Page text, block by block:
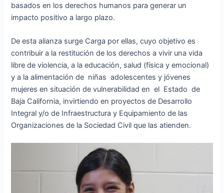
basados en los derechos humanos para generar un
impacto positivo a largo plazo.
De esta alianza surge Carga por ellas, cuyo objetivo es
contribuir a la restitución de los derechos a vivir una vida
libre de violencia, a la educación, salud (física y emocional)
y a la alimentación de niñas adolescentes y jóvenes
mujeres en situación de vulnerabilidad en el Estado de
Baja California, invirtiendo en proyectos de Desarrollo
Integral y/o de Infraestructura y Equipamiento de las
Organizaciones de la Sociedad Civil que las atienden.